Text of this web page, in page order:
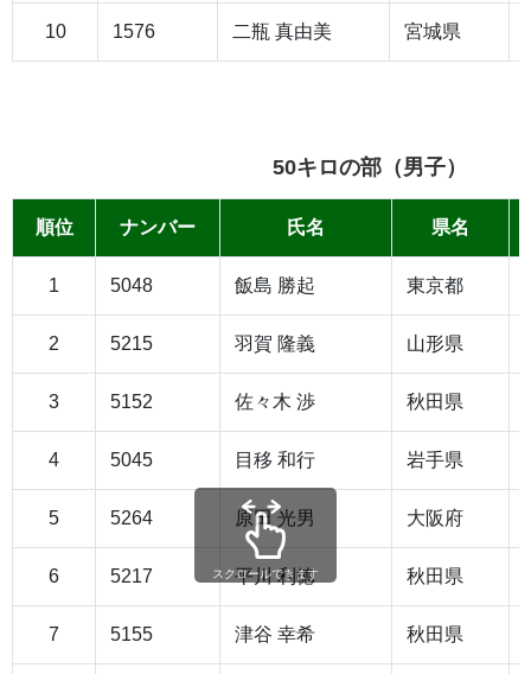
10 1576 二瓶 真由美 宮城県
50キロの部（男子）
順位 ナンバー 氏名 県名
1 5048 飯島 勝起 東京都
2 5215 羽賀 隆義 山形県
3 5152 佐々木 渉 秋田県
4 5045 目移 和行 岩手県
5 5264 原田 光男 大阪府
6 5217 平川 利徳 秋田県
7 5155 津谷 幸希 秋田県
スクロールできます